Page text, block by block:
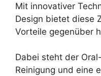
Mit innovativer
Design bietet diese
Vorteile gegenüber
Dabei steht der
Reinigung und eine